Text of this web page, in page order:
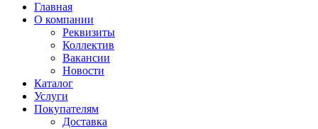
Главная
О компании
Реквизиты
Коллектив
Вакансии
Новости
Каталог
Услуги
Покупателям
Доставка